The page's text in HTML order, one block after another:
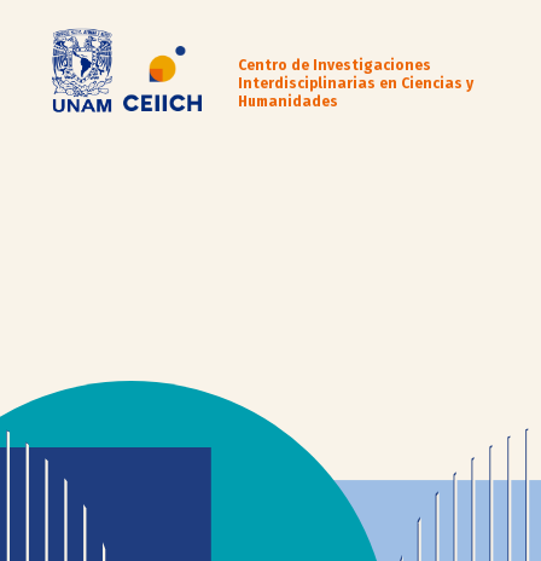
Centro de Investigaciones
Interdisciplinarias en Ciencias y
Humanidades